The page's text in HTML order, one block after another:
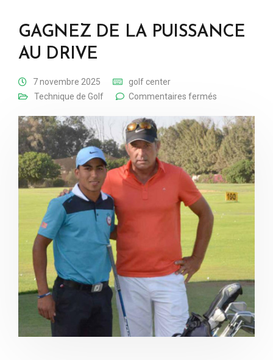
GAGNEZ DE LA PUISSANCE
AU DRIVE
7 novembre 2025
golf center
Technique de Golf
Commentaires fermés